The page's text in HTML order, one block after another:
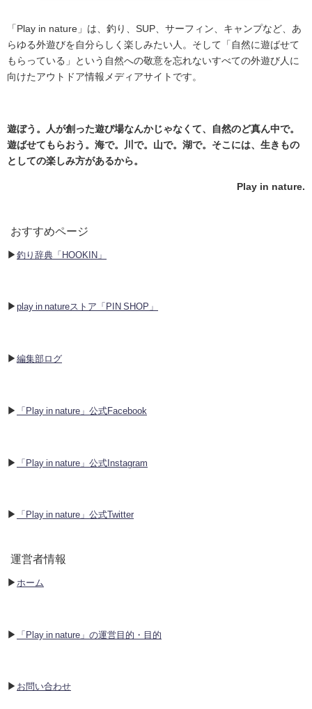
「Play in nature」は、釣り、SUP、サーフィン、キャンプなど、あ
らゆる外遊びを自分らしく楽しみたい人。そして「自然に遊ばせて
もらっている」という自然への敬意を忘れないすべての外遊び人に
向けたアウトドア情報メディアサイトです。
遊ぼう。人が創った遊び場なんかじゃなくて、自然のど真ん中で。
遊ばせてもらおう。海で。川で。山で。湖で。そこには、生きもの
としての楽しみ方があるから。
Play in nature.
おすすめページ
▶︎ 釣り辞典「HOOKIN」
▶︎ play in natureストア「PIN SHOP」
▶︎ 編集部ログ
▶︎ 「Play in nature」公式Facebook
▶︎ 「Play in nature」公式Instagram
▶︎ 「Play in nature」公式Twitter
運営者情報
▶︎ ホーム
▶︎ 「Play in nature」の運営目的・目的
▶︎ お問い合わせ